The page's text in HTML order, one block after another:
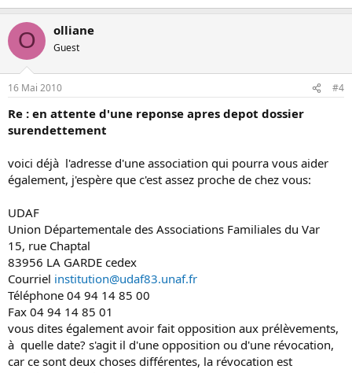
O olliane
Guest
16 Mai 2010 #4
Re : en attente d'une reponse apres depot dossier
surendettement
voici déjà l'adresse d'une association qui pourra vous aider
également, j'espère que c'est assez proche de chez vous:
UDAF
Union Départementale des Associations Familiales du Var
15, rue Chaptal
83956 LA GARDE cedex
Courriel institution@udaf83.unaf.fr
Téléphone 04 94 14 85 00
Fax 04 94 14 85 01
vous dites également avoir fait opposition aux prélèvements,
à quelle date? s'agit il d'une opposition ou d'une révocation,
car ce sont deux choses différentes, la révocation est